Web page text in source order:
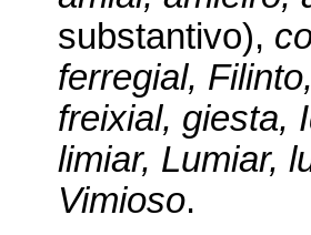
substantivo),
ferregial,
freixial, giesta,
limiar, Lumiar,
Vimioso.